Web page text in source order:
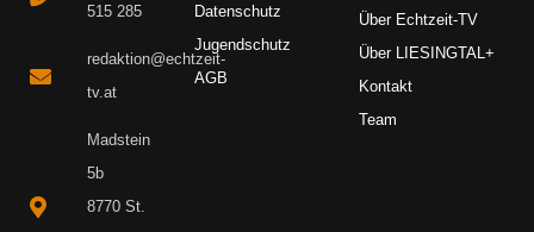
515 285
redaktion@echtzeit-
tv.at
Madstein
5b
8770 St.
Datenschutz
Jugendschutz
AGB
Über Echtzeit-TV
Über LIESINGTAL+
Kontakt
Team